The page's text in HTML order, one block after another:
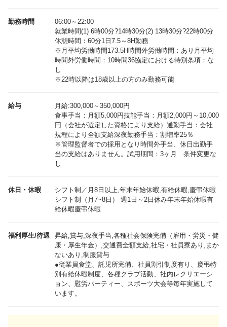
勤務時間
06:00～22:00
就業時間(1) 6時00分?14時30分(2) 13時30分?22時00分
休憩時間：60分1日7.5～8H勤務
※月平均労働時間173.5H時間外労働時間：あり月平均
時間外労働時間：10時間36協定における特別条項：な
し
※22時以降は18歳以上の方のみ勤務可能
給与
月給:300,000～350,000円
食事手当：月額5,000円技能手当：月額2,000円～10,000
円（会社が選定した資格により支給）通勤手当：会社
規程により全額支給深夜勤務手当：割増率25％
※管理監督者での採用となり時間外手当、休日出勤手
当の支給はありません。試用期間：3ヶ月 条件変更な
休日・休暇
シフト制／月8日以上,年末年始休暇,有給休暇,慶弔休暇
シフト制（月7~8日） 週1日～2日休み年末年始休暇有
給休暇慶弔休暇
福利厚生/待遇
昇給,賞与,深夜手当,各種社会保険完備（雇用・労災・健
康・厚生年金）,交通費全額支給,社宅・社員寮あり,まか
ないあり,制服貸与
●従業員食堂、託児所完備、社員割引制度有り、慶弔特
別有給休暇制度、各種クラブ活動、社内レクリエーシ
ョン、慰労パーティー、スポーツ大会等毎年実施して
います。